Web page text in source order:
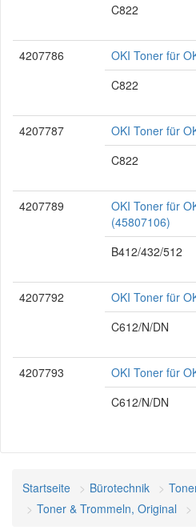
C822
4207786
OKI Toner für
C822
4207787
OKI Toner für
C822
4207789
OKI Toner für
(45807106)
B412/432/512
4207792
OKI Toner für
C612/N/DN
4207793
OKI Toner für
C612/N/DN
Startseite Bürotechnik
Toner & Trommeln, Original